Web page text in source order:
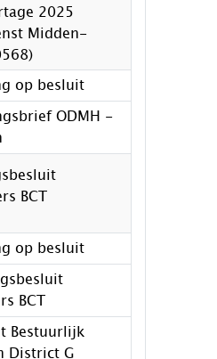
2025
Midden-
op besluit
ODMH -
BCT
op besluit
BCT
Bestuurlijk
District G